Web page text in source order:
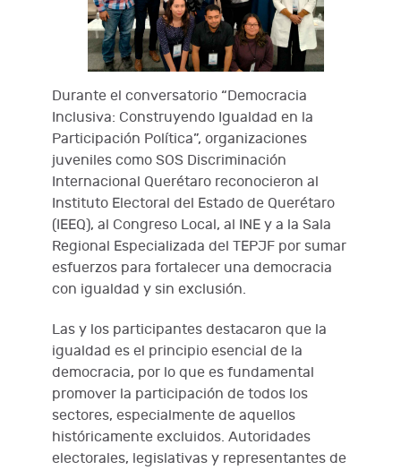
Durante el conversatorio “Democracia
Inclusiva: Construyendo Igualdad en la
Participación Política”, organizaciones
juveniles como SOS Discriminación
Internacional Querétaro reconocieron al
Instituto Electoral del Estado de Querétaro
(IEEQ), al Congreso Local, al INE y a la Sala
Regional Especializada del TEPJF por sumar
esfuerzos para fortalecer una democracia
con igualdad y sin exclusión.
Las y los participantes destacaron que la
igualdad es el principio esencial de la
democracia, por lo que es fundamental
promover la participación de todos los
sectores, especialmente de aquellos
históricamente excluidos. Autoridades
electorales, legislativas y representantes de